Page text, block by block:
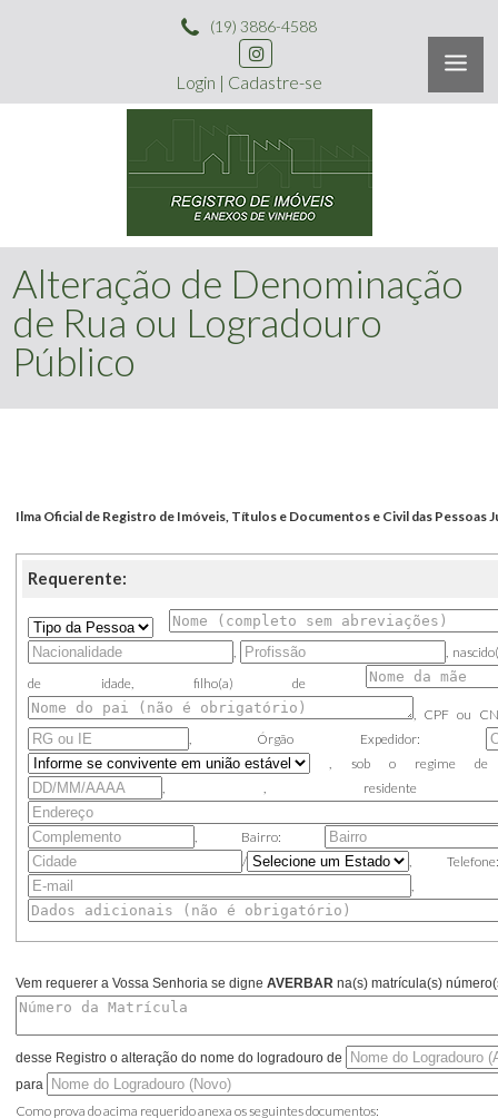
(19) 3886-4588
Login | Cadastre-se
Alteração de Denominação
de Rua ou Logradouro
Público
Ilma Oficial de Registro de Imóveis, Títulos e Documentos e Civil das Pessoas
Requerente:
,
,
de idade, filho(a) de
, CPF ou
, Órgão Expedidor:
, sob o regime
, ,
, Bairro:
/
,
,
Vem requerer a Vossa Senhoria se digneAVERBAR na(s) matrícula(s)
desse Registro o alteração do nome do logradouro de
para
Como prova do acima requerido anexa os seguintes documentos: